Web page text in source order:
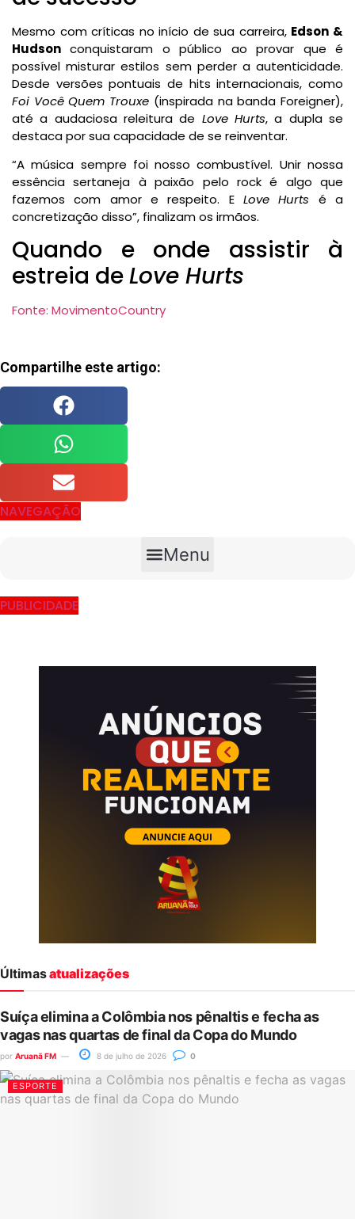
Mesmo com críticas no início de sua carreira, Edson &
Hudson conquistaram o público ao provar que é
possível misturar estilos sem perder a autenticidade.
Desde versões pontuais de hits internacionais, como
Foi Você Quem Trouxe (inspirada na banda Foreigner),
até a audaciosa releitura de Love Hurts, a dupla se
destaca por sua capacidade de se reinventar.
“A música sempre foi nosso combustível. Unir nossa
essência sertaneja à paixão pelo rock é algo que
fazemos com amor e respeito. E Love Hurts é a
concretização disso”, finalizam os irmãos.
Quando e onde assistir à
estreia deLove Hurts
Fonte: MovimentoCountry
Compartilhe este artigo:
NAVEGAÇÃO
Menu
PUBLICIDADE
Últimasatualizações
Suíça elimina a Colômbia nos pênaltis e fecha as
vagas nas quartas de final da Copa do Mundo
por Aruanã FM 8 de julho de 2026 0
ESPORTE